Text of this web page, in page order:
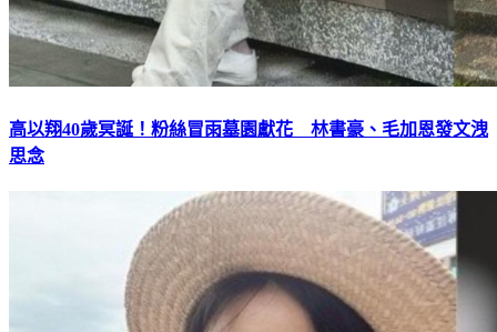
高以翔40歲冥誕！粉絲冒雨墓園獻花 林書豪、毛加恩發文洩
思念